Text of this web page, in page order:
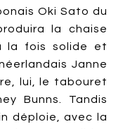
Oki Sato du
la chaise
la fois solide et
Janne
lui, le tabouret
Bunns. Tandis
déploie, avec la